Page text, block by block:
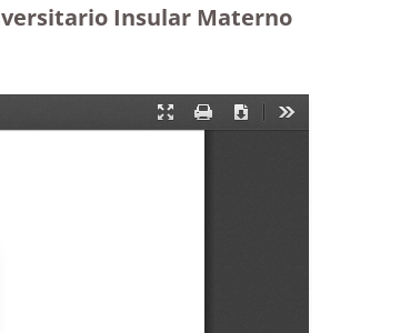
Insular Materno